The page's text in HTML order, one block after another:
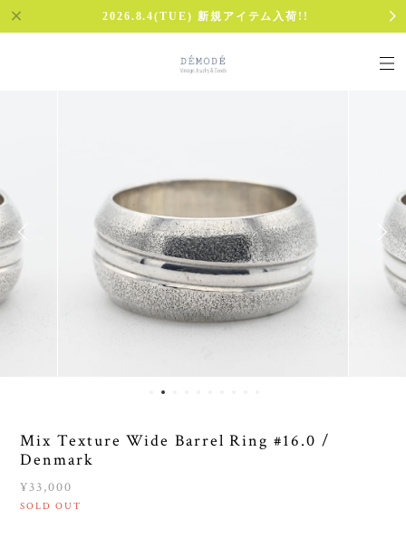
2026.8.4(TUE) 新規アイテム入荷!!
Mix Texture Wide Barrel Ring #16.0 /
Denmark
¥33,000
SOLD OUT